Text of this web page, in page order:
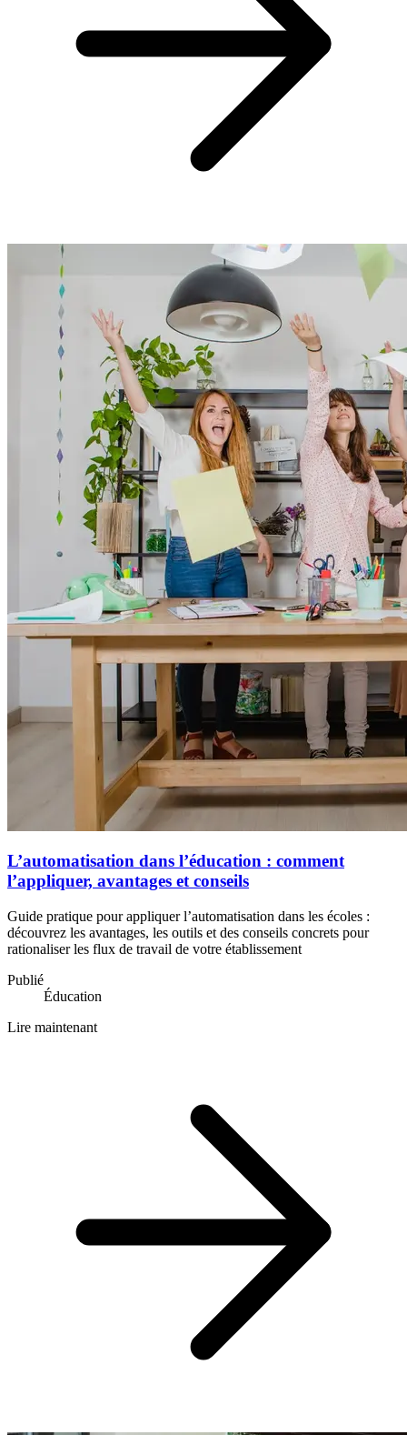
L’automatisation dans l’éducation : comment
l’appliquer, avantages et conseils
Guide pratique pour appliquer l’automatisation dans les écoles :
découvrez les avantages, les outils et des conseils concrets pour
rationaliser les flux de travail de votre établissement
Publié
Éducation
Lire maintenant